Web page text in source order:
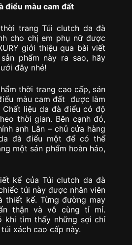
điểu màu cam đất
trang Túi clutch da đà
cho chị em phụ nữ được
giới thiệu qua bài viết
phẩm này ra sao, hãy
đây nhé!
thời trang cao cấp, sản
màu cam đất được làm
liệu da đà điểu có độ
thời gian. Bên cạnh đó,
anh Lân – chủ cửa hàng
đà điểu một để có thể
một sản phẩm hoàn hảo,
kế của Túi clutch da đà
túi này được nhân viên
thiết kế. Từng đường may
thận và vô cùng tỉ mỉ.
khi tìm thấy những sợi chỉ
xách cao cấp này.